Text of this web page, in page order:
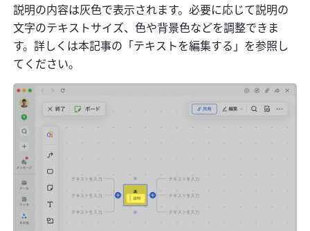
説明の内容は灰色で表示されます。必要に応じて説明の
文字のテキストサイズ、色や背景色などを調整できま
す。詳しくは本記事の「テキストを編集する」を参照し
てください。